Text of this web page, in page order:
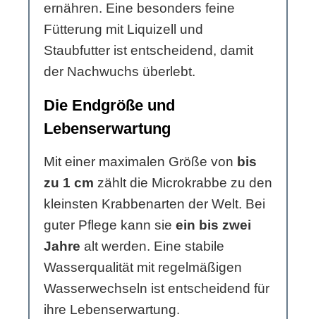
ernähren. Eine besonders feine
Fütterung mit Liquizell und
Staubfutter ist entscheidend, damit
der Nachwuchs überlebt.
Die Endgröße und
Lebenserwartung
Mit einer maximalen Größe von bis
zu 1 cm zählt die Microkrabbe zu den
kleinsten Krabbenarten der Welt. Bei
guter Pflege kann sie ein bis zwei
Jahre alt werden. Eine stabile
Wasserqualität mit regelmäßigen
Wasserwechseln ist entscheidend für
ihre Lebenserwartung.